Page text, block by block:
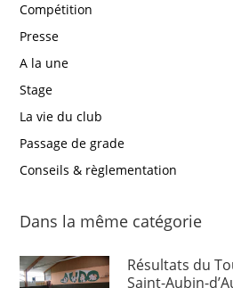
Compétition
Presse
A la une
Stage
La vie du club
Passage de grade
Conseils & règlementation
Dans la même catégorie
Résultats du
Saint-Aubin-